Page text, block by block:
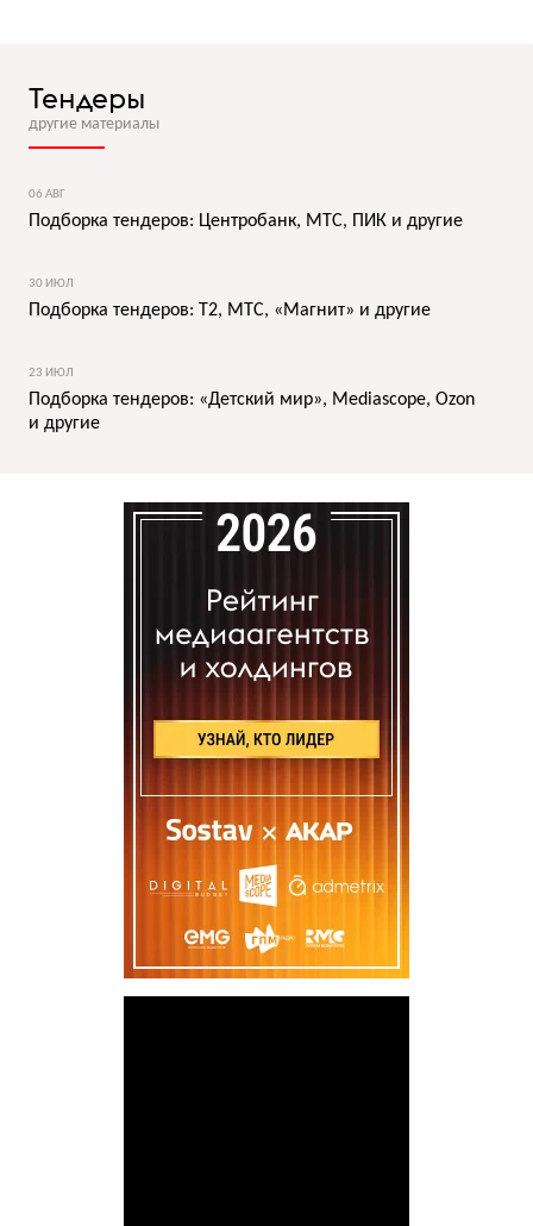
Тендеры
другие материалы
06 АВГ
Подборка тендеров: Центробанк, МТС, ПИК и другие
30 ИЮЛ
Подборка тендеров: T2, МТС, «Магнит» и другие
23 ИЮЛ
Подборка тендеров: «Детский мир», Mediascope, Ozon
и другие